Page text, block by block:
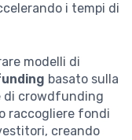
i tempi di
modelli di
basato sulla
di crowdfunding
raccogliere fondi
creando